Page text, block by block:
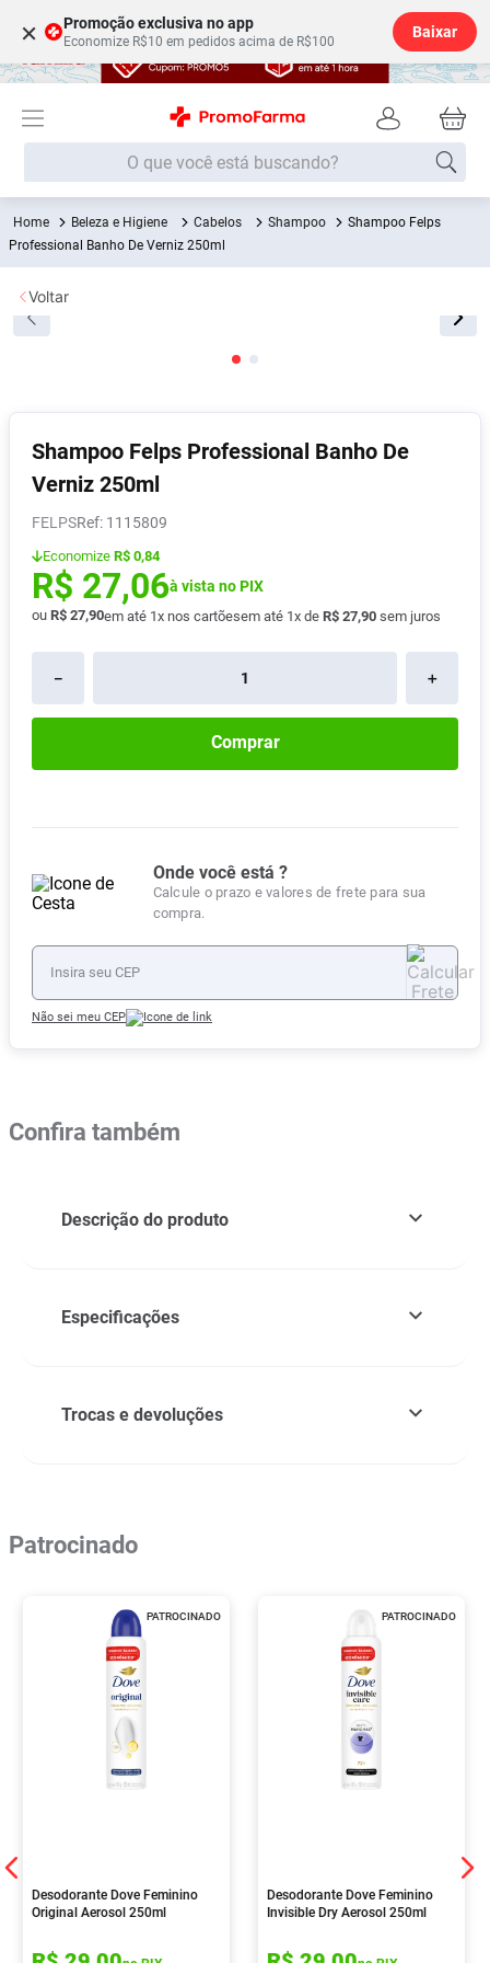
× Promoção exclusiva no app
Economize R$10 em pedidos acima de R$100
Baixar
O que você está buscando?
Beleza e Higiene Cabelos Shampoo
Shampoo Felps
Professional Banho De Verniz 250ml
Shampoo Felps Professional Banho De
Verniz 250ml
FELPS : 1115809
Economize R$ 0,84
R$ 27,06à vista no PIX
ou R$ 27,90em até 1x nos cartõesem até 1x de R$ 27,90 sem juros
＋
－
Comprar
Onde você está ?
Calcule o prazo e valores de frete para sua
compra.
Não sei meu CEP
Voltar
Confira também
Descrição do produto
Especificações
Trocas e devoluções
Patrocinado
PATROCINADO
Desodorante Dove Feminino
Original Aerosol 250ml
PATROCINADO
Desodorante Dove Feminino
Invisible Dry Aerosol 250ml
Termos mais buscados
1º Fralda
2
5º Fralda G
6º Shampoo
7º Desodorante
8º Absorvente
9º Vitamina D
10 º Lavitan